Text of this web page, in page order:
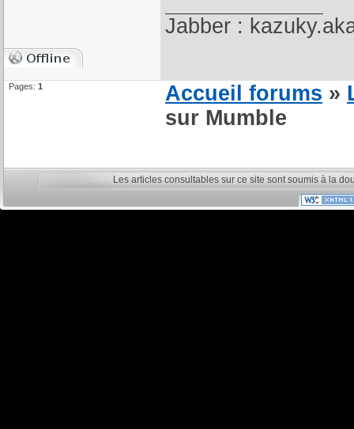
Jabber :
Pages: 1 Accueil forums »
sur Mumble
Les articles consultables sur ce site sont soumis à la